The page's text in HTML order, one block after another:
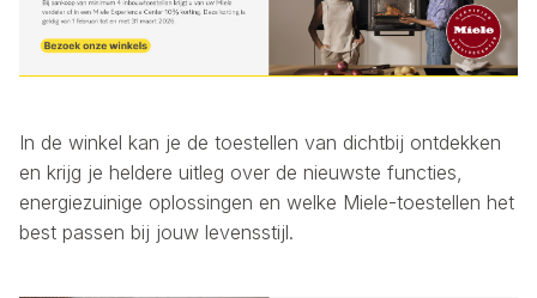
In de winkel kan je de toestellen van dichtbij ontdekken
en krijg je heldere uitleg over de nieuwste functies,
energiezuinige oplossingen en welke Miele-toestellen het
best passen bij jouw levensstijl.